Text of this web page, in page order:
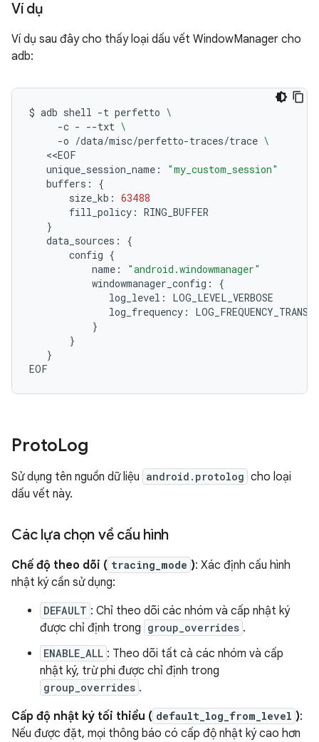
Ví dụ
Ví dụ sau đây cho thấy loại dấu vết WindowManager cho
adb:
$ adb shell -t perfetto \
-c - --txt \
-o /data/misc/perfetto-traces/trace \
unique_session_name:
"my_custom_session"
buffers:
{
size_kb: 63488
fill_policy:
}
data_sources:
{
config {
name:
"android.windowmanager"
windowmanager_config:
{
log_level:
log_frequency:
}
}
}
ProtoLog
Sử dụng tên nguồn dữ liệu android.protolog cho loại
dấu vết này.
Các lựa chọn về cấu hình
Chế độ theo dõi ( tracing_mode ): Xác định cấu hình
nhật ký cần sử dụng:
DEFAULT : Chỉ theo dõi các nhóm và cấp nhật ký
được chỉ định trong group_overrides .
ENABLE_ALL : Theo dõi tất cả các nhóm và cấp
nhật ký, trừ phi được chỉ định trong
group_overrides .
Cấp độ nhật ký tối thiểu ( default_log_from_level ):
Nếu được đặt, mọi thông báo có cấp độ nhật ký cao hơn